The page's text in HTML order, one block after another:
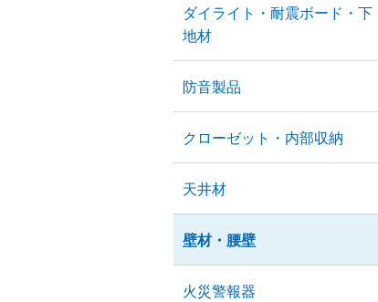
ダイライト・耐震ボード・下
地材
防音製品
クローゼット・内部収納
天井材
壁材・腰壁
火災警報器